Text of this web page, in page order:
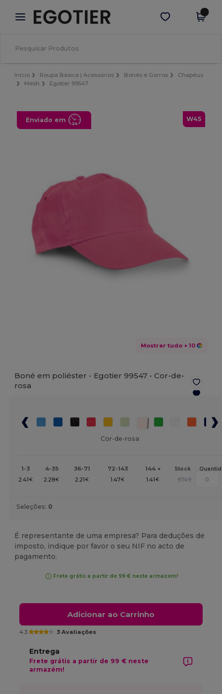
× App Egotier
Melhores preços na app!
Obter app
Início Roupa Básica | Acessórios Bonés e Gorros
Chapéus
Mesh
Egotier 99547
W45
Enviado em
Mostrar tudo + 10
Boné em poliéster - Egotier 99547 -Cor-de-
rosa
Cor-de-rosa
1-3 4-35 36-71 72-143 144 + Stock
2.41€ 2.28€ 2.21€ 1.47€ 1.41€ 9749
Seleções: 0
É representante de uma empresa? Para deduções de
imposto, indique por favor o seu NIF no acto de
pagamento.
Frete grátis a partir de 99 € neste armazém!
Adicionar ao Carrinho
4.3 3 Avaliações
Entrega
Frete grátis a partir de 99 € neste
armazém!